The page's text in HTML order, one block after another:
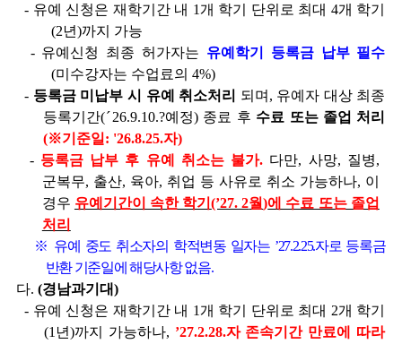
- 유예 신청은 재학기간 내 1개 학기 단위로 최대 4개 학기
(2년)까지 가능
- 유예신청 최종 허가자는 유예학기 등록금 납부 필수
(미수강자는 수업료의 4%)
- 등록금 미납부 시 유예 취소처리 되며 , 유예자 대상 최종
등록기간(ˊ26.9.10.?예정) 종료 후 수료 또는 졸업 처리
(※기준일 : '26.8.25.자)
- 등록금 납부 후 유예 취소는 불가. 다만, 사망, 질병,
군복무, 출산, 육아, 취업 등 사유로 취소 가능하나, 이
경우 유예기간이 속한 학기(’27. 2월)에 수료 또는 졸업
처리
※ 유예 중도 취소자의 학적변동 일자는 ’27.2.25.자로 등록금
반환 기준일에 해당사항 없음.
다. (경남과기대)
- 유예 신청은 재학기간 내 1개 학기 단위로 최대 2개 학기
(1 년)까지 가능하나, ’27.2.28.자 존속기간 만료에 따라